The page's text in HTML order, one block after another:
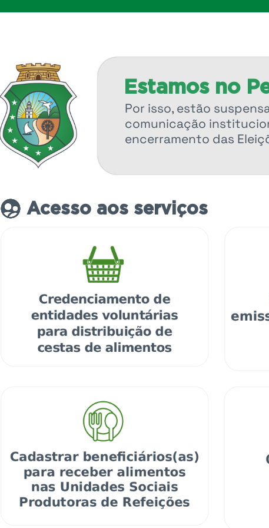
Estamos no
Por isso, estão
comunicação
encerramento das
Acesso aos serviços